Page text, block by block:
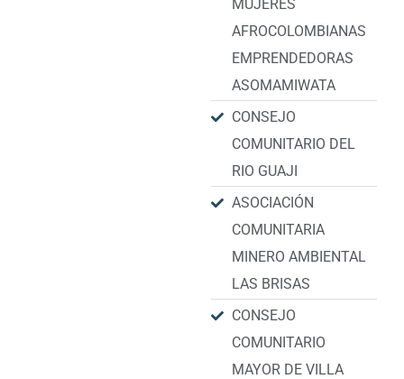
MUJERES
AFROCOLOMBIANAS
EMPRENDEDORAS
ASOMAMIWATA
CONSEJO
COMUNITARIO DEL
RIO GUAJI
ASOCIACIÓN
COMUNITARIA
MINERO AMBIENTAL
LAS BRISAS
CONSEJO
COMUNITARIO
MAYOR DE VILLA